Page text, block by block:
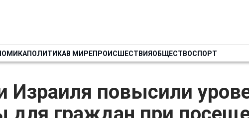
ПОЛИТИКАВ МИРЕПРОИСШЕСТВИЯОБЩЕСТВОСПОРТ
Израиля повысили